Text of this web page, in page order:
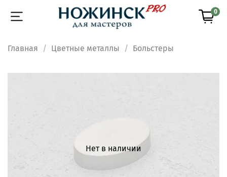
0
Главная Цветные металлы Больстеры
Нет в наличии